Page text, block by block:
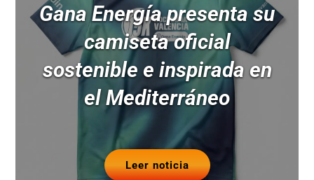
Gana Energía presenta su
camiseta oficial
sostenible e inspirada en
el Mediterráneo
Leer noticia